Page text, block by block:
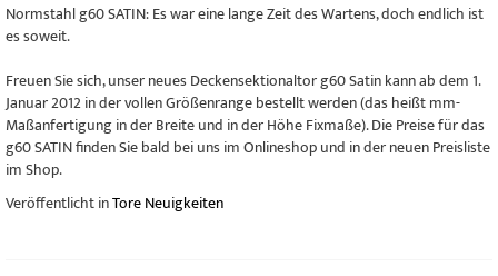
Normstahl g60 SATIN: Es war eine lange Zeit des Wartens, doch endlich ist
es soweit.
Freuen Sie sich, unser neues Deckensektionaltor g60 Satin kann ab dem 1.
Januar 2012 in der vollen Größenrange bestellt werden (das heißt mm-
Maßanfertigung in der Breite und in der Höhe Fixmaße). Die Preise für das
g60 SATIN finden Sie bald bei uns im Onlineshop und in der neuen Preisliste
im Shop.
Veröffentlicht inTore Neuigkeiten